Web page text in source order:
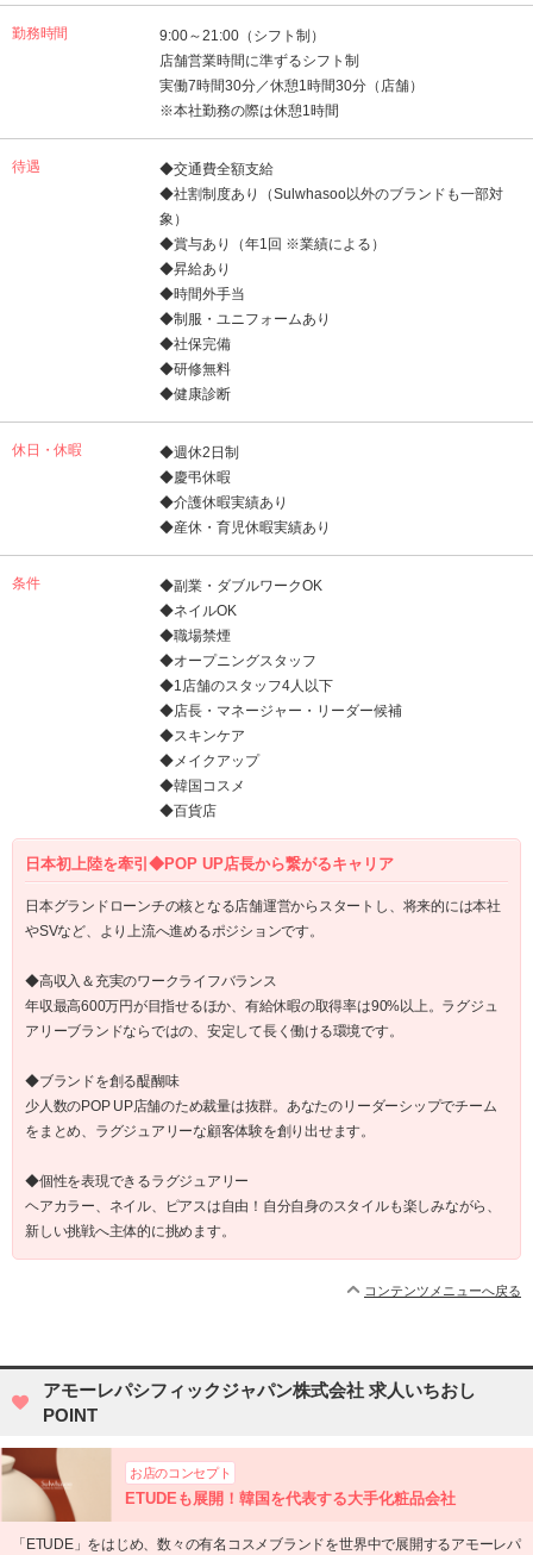
勤務時間
9:00～21:00（シフト制）
店舗営業時間に準ずるシフト制
実働7時間30分／休憩1時間30分（店舗）
※本社勤務の際は休憩1時間
待遇
◆交通費全額支給
◆社割制度あり（Sulwhasoo以外のブランドも一部対
象）
◆賞与あり（年1回 ※業績による）
◆昇給あり
◆時間外手当
◆制服・ユニフォームあり
◆社保完備
◆研修無料
◆健康診断
休日・休暇
◆週休2日制
◆慶弔休暇
◆介護休暇実績あり
◆産休・育児休暇実績あり
条件
◆副業・ダブルワークOK
◆ネイルOK
◆職場禁煙
◆オープニングスタッフ
◆1店舗のスタッフ4人以下
◆店長・マネージャー・リーダー候補
◆スキンケア
◆メイクアップ
◆韓国コスメ
◆百貨店
日本初上陸を牽引◆POP UP店長から繋がるキャリア
日本グランドローンチの核となる店舗運営からスタートし、将来的には本社
やSVなど、より上流へ進めるポジションです。
◆高収入＆充実のワークライフバランス
年収最高600万円が目指せるほか、有給休暇の取得率は90%以上。ラグジュ
アリーブランドならではの、安定して長く働ける環境です。
◆ブランドを創る醍醐味
少人数のPOP UP店舗のため裁量は抜群。あなたのリーダーシップでチーム
をまとめ、ラグジュアリーな顧客体験を創り出せます。
◆個性を表現できるラグジュアリー
ヘアカラー、ネイル、ピアスは自由！自分自身のスタイルも楽しみながら、
新しい挑戦へ主体的に挑めます。
コンテンツメニューへ戻る
アモーレパシフィックジャパン株式会社 求人いちおし
POINT
お店のコンセプト
ETUDEも展開！韓国を代表する大手化粧品会社
「ETUDE」をはじめ、数々の有名コスメブランドを世界中で展開するアモーレパ